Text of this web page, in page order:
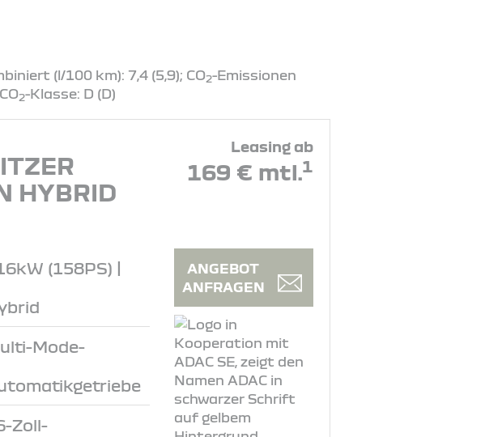
(l/100 km): 7,4 (5,9); CO2-Emissionen
2-Klasse: D (D)
HYBRID
Leasing ab
169 € mtl.1
(158PS) |
Mode-
Zoll-
ANGEBOT
ANFRAGEN